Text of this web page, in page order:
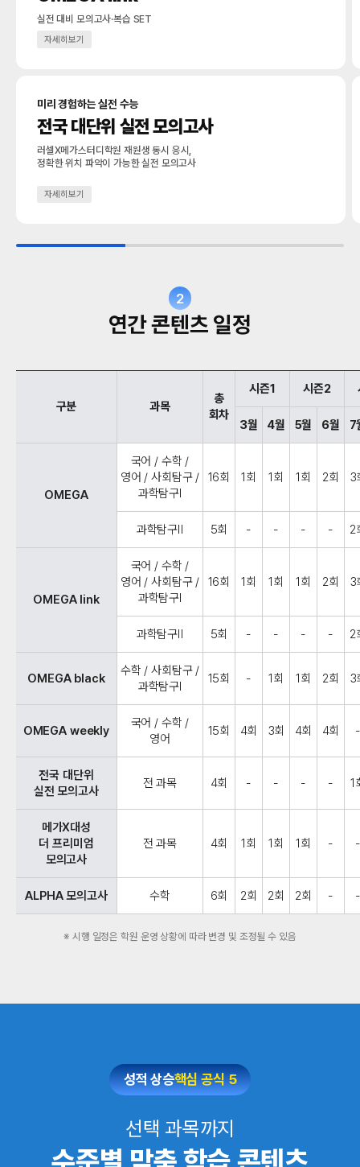
실전 대비 모의고사·복습 SET
자세히보기
미리 경험하는 실전 수능
전국 대단위 실전 모의고사
러셀X메가스터디학원 재원생 동시 응시,
정확한 위치 파악이 가능한 실전 모의고사
자세히보기
2
연간 콘텐츠 일정
구분 과목
총
회차
시즌1 시즌2
3월 4월 5월 6월 7
OMEGA
국어 / 수학 /
영어 / 사회탐구 /
과학탐구Ⅰ
16회 1회 1회 1회 2회 3
과학탐구Ⅱ 5회 - - - - 2
OMEGA link
국어 / 수학 /
영어 / 사회탐구 /
과학탐구Ⅰ
16회 1회 1회 1회 2회 3
과학탐구Ⅱ 5회 - - - - 2
OMEGA black
수학 / 사회탐구 /
과학탐구Ⅰ
15회 - 1회 1회 2회 3
OMEGA weekly
국어 / 수학 /
영어
15회 4회 3회 4회 4회 -
전국 대단위
실전 모의고사
전 과목 4회 - - - - 1
메가X대성
더 프리미엄
모의고사
전 과목 4회 1회 1회 1회 - -
ALPHA 모의고사 수학 6회 2회 2회 2회 - -
※ 시행 일정은 학원 운영 상황에 따라 변경 및 조정될 수 있음
성적 상승핵심 공식 5
선택 과목까지